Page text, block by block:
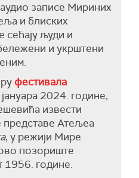
записе Мириних
и блиских
сећају људи и
и укрштени
фестивала
2024. године,
извести
представе Атељеа
, у режији Мире
позориште
1956. године.